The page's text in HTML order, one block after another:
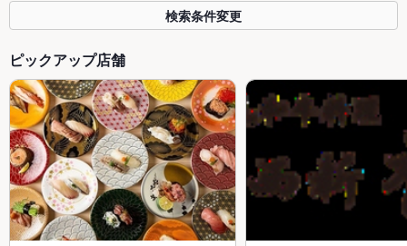
検索条件変更
ピックアップ店舗